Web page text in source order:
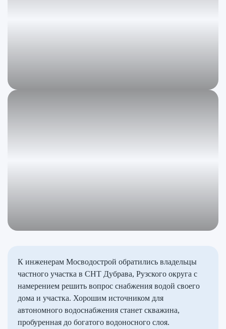
К инженерам Мосводострой обратились владельцы
частного участка в СНТ Дубрава, Рузского округа с
намерением решить вопрос снабжения водой своего
дома и участка. Хорошим источником для
автономного водоснабжения станет скважина,
пробуренная до богатого водоносного слоя.